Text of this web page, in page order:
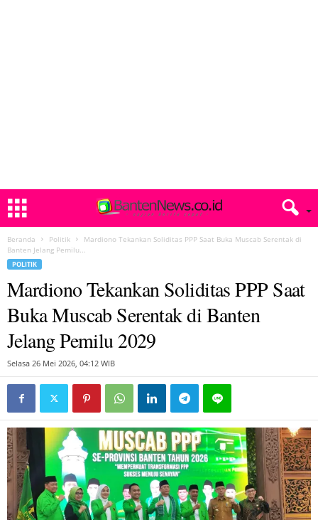
Beranda Politik
Mardiono Tekankan Soliditas PPP Saat Buka Muscab Serentak di
Banten Jelang Pemilu...
POLITIK
Mardiono Tekankan Soliditas PPP Saat
Buka Muscab Serentak di Banten
Jelang Pemilu 2029
Selasa 26 Mei 2026, 04:12 WIB